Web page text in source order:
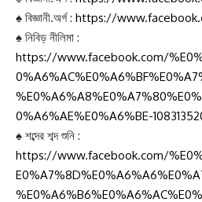
♠ বিজ্ঞানী.অর্গ : https://
♠ বিজ্ঞানী.অর্গ :
♠ নিবিড় নীলিমা :
https://www.facebook.com/
0%A6%AE%E0%A6%BE-
♠ শব্দের শব্দ শুনি :
https://www.facebook.com/